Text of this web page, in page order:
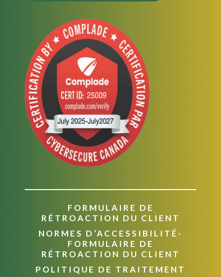
FORMULAIRE DE
RÉTROACTION DU CLIENT
NORMES D’ACCESSIBILITÉ-
FORMULAIRE DE
RÉTROACTION DU CLIENT
POLITIQUE DE TRAITEMENT